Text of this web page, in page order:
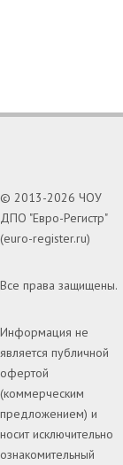
© 2013-2026 ЧОУ
ДПО "Евро-Регистр"
(euro-register.ru)
Все права защищены.
Информация не
является публичной
офертой
(коммерческим
предложением) и
носит исключительно
ознакомительный